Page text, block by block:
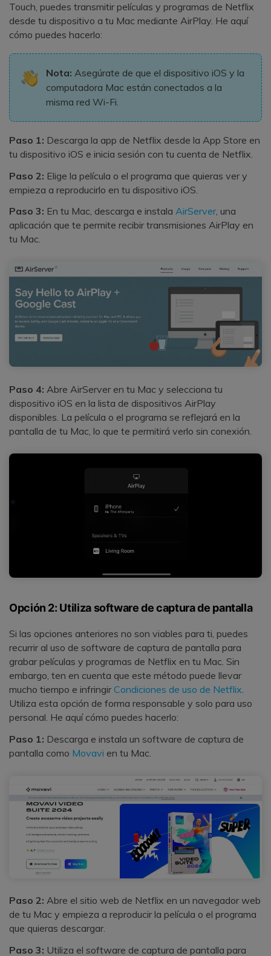
Reparador de Fotos con IA
Arregla fotos dañadas, mejora su nitidez y revive tus
recuerdos más valiosos con el poder de la IA.
Touch, puedes transmitir películas y programas de Netflix
desde tu dispositivo a tu Mac mediante AirPlay. He aquí
cómo puedes hacerlo:
Nota: Asegúrate de que el dispositivo iOS y la
computadora Mac están conectados a la
misma red Wi-Fi.
Paso 1: Descarga la app de Netflix desde la App Store en
tu dispositivo iOS e inicia sesión con tu cuenta de Netflix.
Paso 2: Elige la película o el programa que quieras ver y
empieza a reproducirlo en tu dispositivo iOS.
Paso 3: En tu Mac, descarga e instala AirServer, una
aplicación que te permite recibir transmisiones AirPlay en
tu Mac.
Paso 4: Abre AirServer en tu Mac y selecciona tu
dispositivo iOS en la lista de dispositivos AirPlay
disponibles. La película o el programa se reflejará en la
pantalla de tu Mac, lo que te permitirá verlo sin conexión.
Opción 2: Utiliza software de captura de pantalla
Si las opciones anteriores no son viables para ti, puedes
recurrir al uso de software de captura de pantalla para
grabar películas y programas de Netflix en tu Mac. Sin
embargo, ten en cuenta que este método puede llevar
mucho tiempo e infringir Condiciones de uso de Netflix.
Utiliza esta opción de forma responsable y solo para uso
personal. He aquí cómo puedes hacerlo:
Paso 1: Descarga e instala un software de captura de
pantalla como Movavi en tu Mac.
Paso 2: Abre el sitio web de Netflix en un navegador web
de tu Mac y empieza a reproducir la película o el programa
que quieras descargar.
Paso 3: Utiliza el software de captura de pantalla para